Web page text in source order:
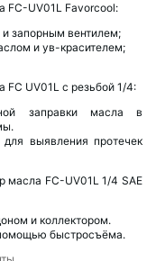
FC-UV01L Favorcool:
запорным вентилем;
и ув-красителем;
UV01L с резьбой 1/4:
заправки масла в
выявления протечек
масла FC-UV01L 1/4 SAE
и коллектором.
быстросъёма.